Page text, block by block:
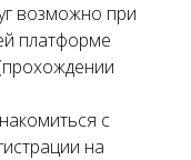
возможно при
платформе
с
на